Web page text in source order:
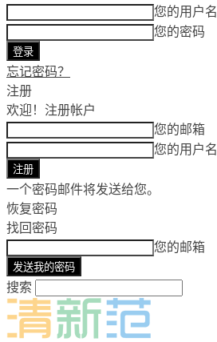
您的用户名
您的密码
忘记密码？
注册
欢迎！ 注册帐户
您的邮箱
您的用户名
一个密码邮件将发送给您。
恢复密码
找回密码
您的邮箱
搜索